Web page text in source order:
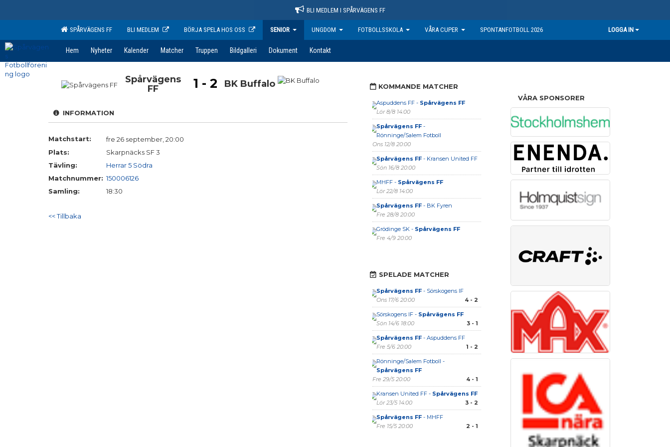
BLI MEDLEM I SPÅRVÄGENS FF
SPÅRVÄGENS FF BLI MEDLEM BÖRJA SPELA HOS OSS SENIOR UNGDOM FOTBOLLSSKOLA VÅRA CUPER SPONTANFOTBOLL 2026 LOGGA IN
Hem Nyheter Kalender Matcher Truppen Bildgalleri Dokument Kontakt
Spårvägens
FF
1 - 2 BK Buffalo
INFORMATION
Matchstart:
fre 26 september, 20:00
Plats:
Skarpnäcks SF 3
Tävling:
Herrar 5 Södra
Matchnummer: 150006126
Samling:
18:30
<< Tillbaka
KOMMANDE MATCHER
Aspuddens FF - Spårvägens FF
Lör 8/8 14:00
Spårvägens FF-
Rönninge/Salem Fotboll
Ons 12/8 20:00
Spårvägens FF- Kransen United FF
Sön 16/8 20:00
MHFF - Spårvägens FF
Lör 22/8 14:00
Spårvägens FF- BK Fyren
Fre 28/8 20:00
Grödinge SK - Spårvägens FF
Fre 4/9 20:00
SPELADE MATCHER
Spårvägens FF- Sörskogens IF
Ons 17/6 20:00
4 - 2
Sörskogens IF - Spårvägens FF
Sön 14/6 18:00
3 - 1
Spårvägens FF- Aspuddens FF
Fre 5/6 20:00
1 - 2
Rönninge/Salem Fotboll -
Spårvägens FF
Fre 29/5 20:00
4 - 1
Kransen United FF - Spårvägens FF
Lör 23/5 14:00
3 - 2
Spårvägens FF- MHFF
Fre 15/5 20:00
2 - 1
VÅRA SPONSORER